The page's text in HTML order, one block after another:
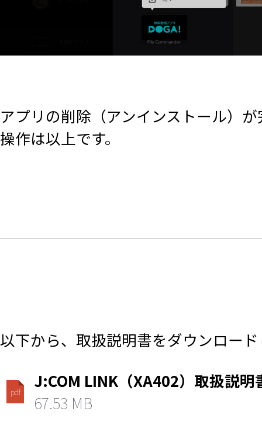
アプリの削除（アンインストール）
操作は以上です。
以下から、取扱説明書をダウンロー
pdf
J:COM LINK（XA402）取扱説明
67.53 MB